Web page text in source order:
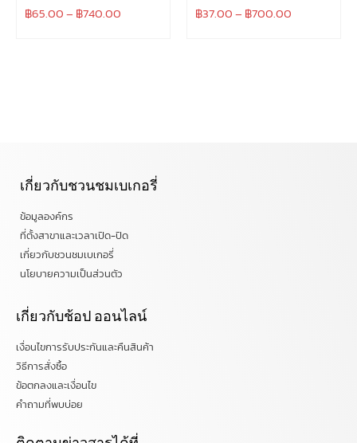
฿65.00– ฿740.00 ฿37.00– ฿700.00
เกี่ยวกับชวนชมเบเกอรี่
ข้อมูลองค์กร
ที่ตั้งสาขาและเวลาเปิด-ปิด
เกี่ยวกับชวนชมเบเกอรี่
นโยบายความเป็นส่วนตัว
เกี่ยวกับช้อป ออนไลน์
เงื่อนไขการรับประกันและคืนสินค้า
วิธีการสั่งซื้อ
ข้อตกลงและเงื่อนไข
คำถามที่พบบ่อย